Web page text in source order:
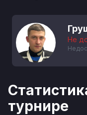
Не
турнире